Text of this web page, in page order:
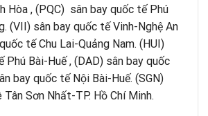
Hòa , (PQC) sân bay quốc tế Phú
(VII) sân bay quốc tế Vinh-Nghệ An
tế Chu Lai-Quảng Nam. (HUI)
Phú Bài-Huế , (DAD) sân bay quốc
bay quốc tế Nội Bài-Huế. (SGN)
Sơn Nhất-TP. Hồ Chí Minh.